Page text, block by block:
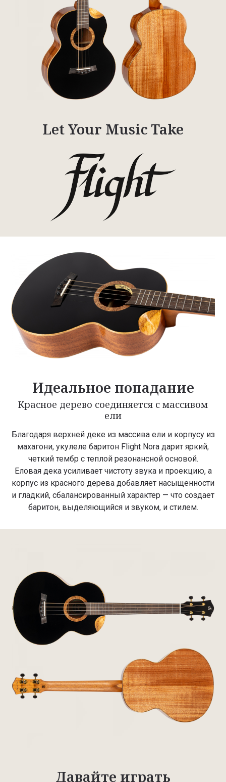
Let Your Music Take
Идеальное попадание
Красное дерево соединяется с массивом
ели
Благодаря верхней деке из массива ели и корпусу из
махагони, укулеле баритон Flight Nora дарит яркий,
четкий тембр с теплой резонансной основой.
Еловая дека усиливает чистоту звука и проекцию, а
корпус из красного дерева добавляет насыщенности
и гладкий, сбалансированный характер — что создает
баритон, выделяющийся и звуком, и стилем.
Давайте играть